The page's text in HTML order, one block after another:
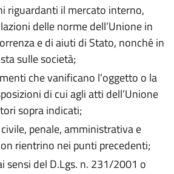
riguardanti il mercato interno,
delle norme dell’Unione in
e di aiuti di Stato, nonché in
sulle società;
che vanificano l’oggetto o la
di cui agli atti dell’Unione
sopra indicati;
penale, amministrativa e
rientrino nei punti precedenti;
sensi del D.Lgs. n. 231/2001 o